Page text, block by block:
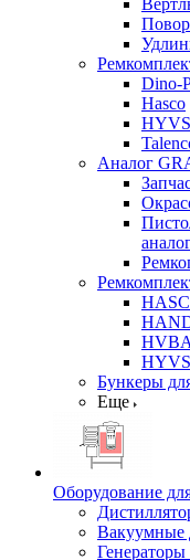
Dino-
Hasco
Аналог
Бункеры
Еще
Оборудование
Вакуумные
Генераторы